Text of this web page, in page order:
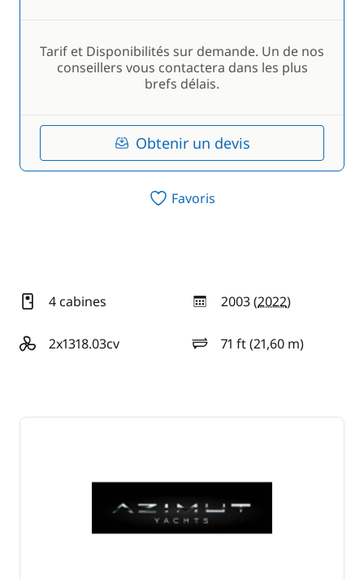
Tarif et Disponibilités sur demande. Un de nos
conseillers vous contactera dans les plus
brefs délais.
Obtenir un devis
Favoris
4 cabines 2003 (2022)
année
2x1318.03cv
motorisation 71 ft (21,60 m)
longueur